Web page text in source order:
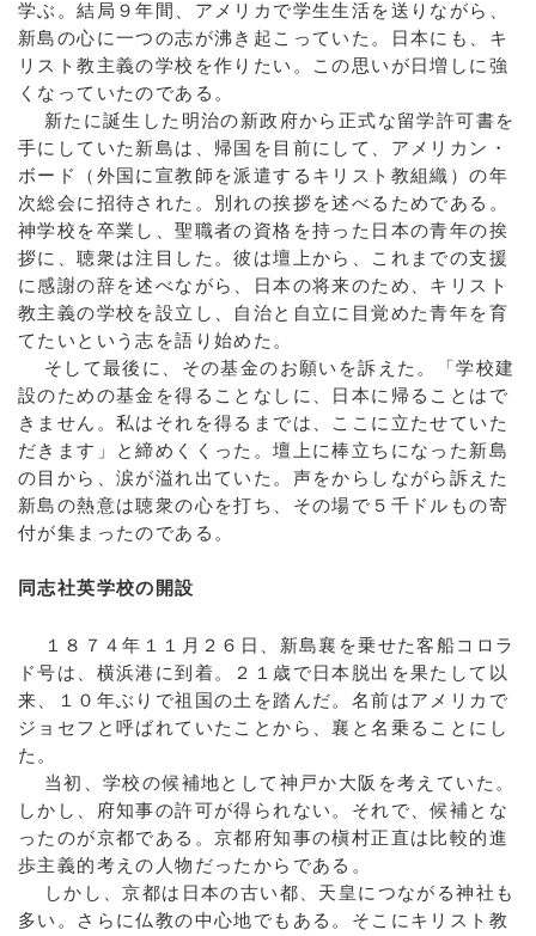
学ぶ。結局９年間、アメリカで学生生活を送りながら、
新島の心に一つの志が沸き起こっていた。日本にも、キ
リスト教主義の学校を作りたい。この思いが日増しに強
くなっていたのである。
新たに誕生した明治の新政府から正式な留学許可書を
手にしていた新島は、帰国を目前にして、アメリカン・
ボード（外国に宣教師を派遣するキリスト教組織）の年
次総会に招待された。別れの挨拶を述べるためである。
神学校を卒業し、聖職者の資格を持った日本の青年の挨
拶に、聴衆は注目した。彼は壇上から、これまでの支援
に感謝の辞を述べながら、日本の将来のため、キリスト
教主義の学校を設立し、自治と自立に目覚めた青年を育
てたいという志を語り始めた。
そして最後に、その基金のお願いを訴えた。「学校建
設のための基金を得ることなしに、日本に帰ることはで
きません。私はそれを得るまでは、ここに立たせていた
だきます」と締めくくった。壇上に棒立ちになった新島
の目から、涙が溢れ出ていた。声をからしながら訴えた
新島の熱意は聴衆の心を打ち、その場で５千ドルもの寄
付が集まったのである。
同志社英学校の開設
１８７４年１１月２６日、新島襄を乗せた客船コロラ
ド号は、横浜港に到着。２１歳で日本脱出を果たして以
来、１０年ぶりで祖国の土を踏んだ。名前はアメリカで
ジョセフと呼ばれていたことから、襄と名乗ることにし
た。
当初、学校の候補地として神戸か大阪を考えていた。
しかし、府知事の許可が得られない。それで、候補とな
ったのが京都である。京都府知事の槇村正直は比較的進
歩主義的考えの人物だったからである。
しかし、京都は日本の古い都、天皇につながる神社も
多い。さらに仏教の中心地でもある。そこにキリスト教